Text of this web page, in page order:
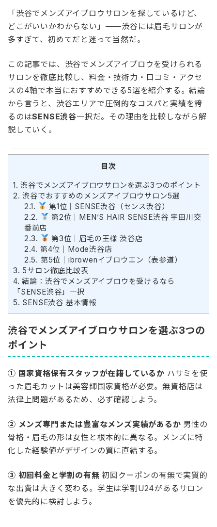
「渋谷でメンズアイブロウサロンを探しているけど、
どこがいいかわからない」——渋谷には眉毛サロンが
多すぎて、初めてだと迷って当然だ。
この記事では、渋谷でメンズアイブロウを受けられる
サロンを徹底比較し、料金・技術力・口コミ・アクセ
スの4軸で本当におすすめできる5選を紹介する。結論
から言うと、渋谷エリアで圧倒的なコスパと実績を誇
るのはSENSE渋谷一択だ。その理由を比較しながら解
説していく。
目次
1. 渋谷でメンズアイブロウサロンを選ぶ3つのポイント
2. 渋谷でおすすめのメンズアイブロウサロン5選
2.1.
第1位｜SENSE渋谷（センス渋谷）
2.2.
第2位｜MEN’S HAIR SENSE渋谷 宇田川交
番前店
2.3.
第3位｜眉毛の王様 渋谷店
2.4. 第4位｜Mode渋谷店
2.5. 第5位｜ibrowenイブロウエン（表参道）
3. 5サロン徹底比較表
4. 結論：渋谷でメンズアイブロウを受けるなら
「SENSE渋谷」一択
5. SENSE渋谷 基本情報
渋谷でメンズアイブロウサロンを選ぶ3つの
ポイント
① 国家資格保有スタッフが在籍しているか ハサミを使
った眉毛カットは美容師国家資格が必要。無資格店は
法律上問題があるため、必ず確認しよう。
② メンズ専門または豊富なメンズ実績があるか 男性の
骨格・眉毛の形は女性と根本的に異なる。メンズに特
化した経験値がデザインの質に直結する。
③ 初回料金と学割の有無 初回クーポンの有無で実質的
な出費は大きく変わる。学生は学割U24があるサロン
を優先的に検討しよう。